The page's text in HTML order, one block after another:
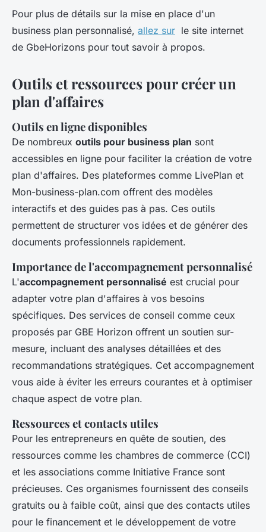
Pour plus de détails sur la mise en place d'un
business plan personnalisé, allez sur le site internet
de GbeHorizons pour tout savoir à propos.
Outils et ressources pour créer un
plan d'affaires
Outils en ligne disponibles
De nombreux outils pour business plan sont
accessibles en ligne pour faciliter la création de votre
plan d'affaires. Des plateformes comme LivePlan et
Mon-business-plan.com offrent des modèles
interactifs et des guides pas à pas. Ces outils
permettent de structurer vos idées et de générer des
documents professionnels rapidement.
Importance de l'accompagnement personnalisé
L'accompagnement personnalisé est crucial pour
adapter votre plan d'affaires à vos besoins
spécifiques. Des services de conseil comme ceux
proposés par GBE Horizon offrent un soutien sur-
mesure, incluant des analyses détaillées et des
recommandations stratégiques. Cet accompagnement
vous aide à éviter les erreurs courantes et à optimiser
chaque aspect de votre plan.
Ressources et contacts utiles
Pour les entrepreneurs en quête de soutien, des
ressources comme les chambres de commerce (CCI)
et les associations comme Initiative France sont
précieuses. Ces organismes fournissent des conseils
gratuits ou à faible coût, ainsi que des contacts utiles
pour le financement et le développement de votre